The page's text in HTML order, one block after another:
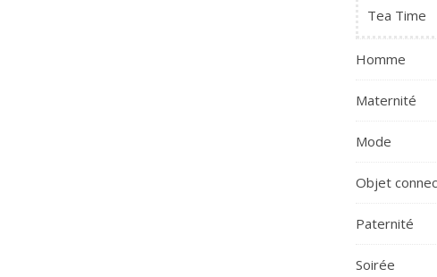
Tea Time
Homme
Maternité
Mode
Objet
Paternité
Soirée